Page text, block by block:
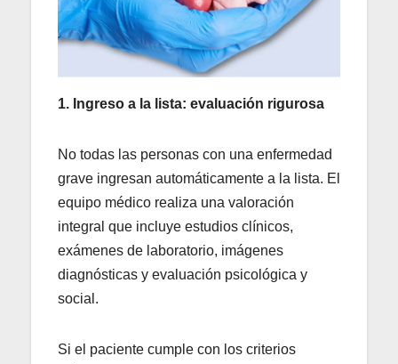
1. Ingreso a la lista: evaluación rigurosa
No todas las personas con una enfermedad
grave ingresan automáticamente a la lista. El
equipo médico realiza una valoración
integral que incluye estudios clínicos,
exámenes de laboratorio, imágenes
diagnósticas y evaluación psicológica y
social.
Si el paciente cumple con los criterios